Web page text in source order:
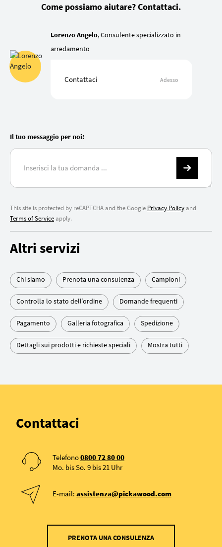
Come possiamo aiutare? Contattaci.
Lorenzo Angelo, Consulente specializzato in
arredamento
Contattaci Adesso
Il tuo messaggio per noi:
This site is protected by reCAPTCHA and the Google Privacy Policyand
Terms of Serviceapply.
Altri servizi
Chi siamo Prenota una consulenza Campioni
Controlla lo stato dell’ordine Domande frequenti
Pagamento Galleria fotografica Spedizione
Dettagli sui prodotti e richieste speciali Mostra tutti
Contattaci
Telefono0800 72 80 00
Mo. bis So. 9 bis 21 Uhr
E-mail: assistenza@pickawood.com
PRENOTA UNA CONSULENZA